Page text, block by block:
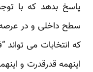
پاسخ بدهد که با
سطح داخلی و در
که انتخابات می تواند
اینهمه قدرقدرت و